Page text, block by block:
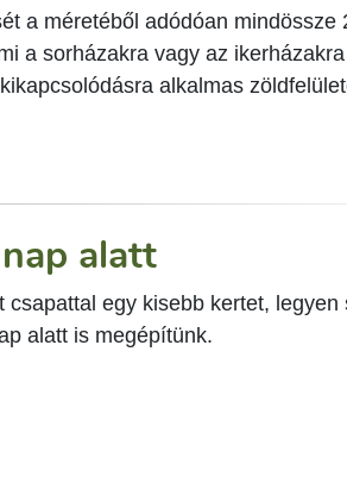
a méretéből adódóan mindössze
a sorházakra vagy az
alkalmas
alatt
egy kisebb kertet, legyen
alatt is megépítünk.